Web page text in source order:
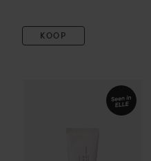
KOOP
Beauty of Joseon